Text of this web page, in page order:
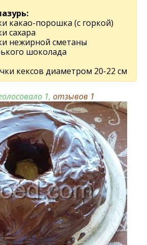
какао-порошка (с горкой)
сахара
нежирной сметаны
шоколада
кексов диаметром 20-22 см
1, отзывов 1